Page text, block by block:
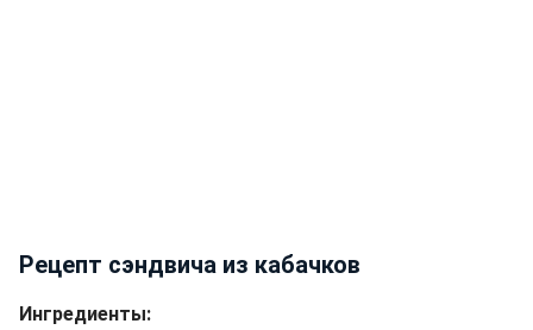
Рецепт сэндвича из кабачков
Ингредиенты: